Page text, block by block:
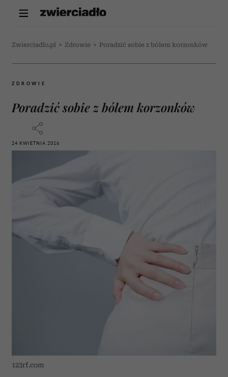
Zwierciadlo.pl > Zdrowie > Poradzić sobie z bólem korzonków
ZDROWIE
Poradzić sobie z bólem korzonków
24 KWIETNIA 2016
123rf.com